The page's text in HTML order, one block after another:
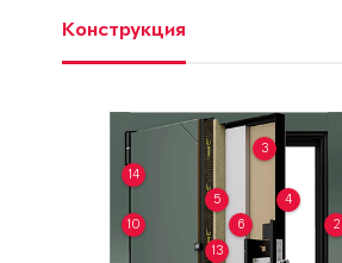
Конструкция
2
3
4
5
6
10
13
14